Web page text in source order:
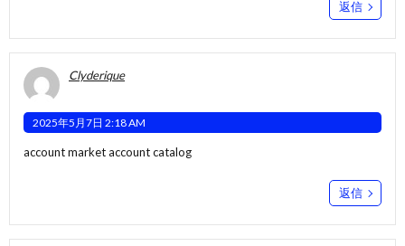
返信
Clyderique
2025年5月7日 2:18 AM
account marketaccount catalog
返信